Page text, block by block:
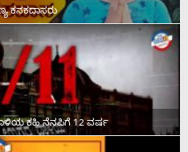
ಕನಕದಾಸರು
ಕಹಿ ನೆನಪಿಗೆ 12 ವರ್ಷ